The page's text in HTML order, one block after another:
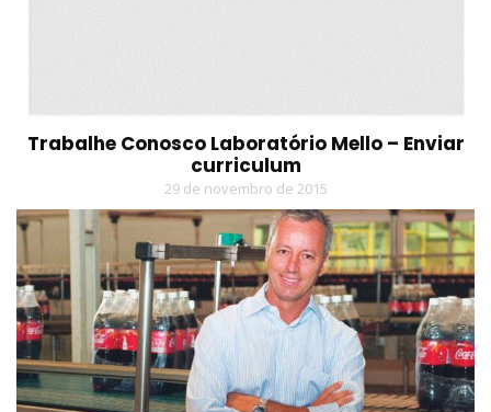
Trabalhe Conosco Laboratório Mello – Enviar
curriculum
29 de novembro de 2015